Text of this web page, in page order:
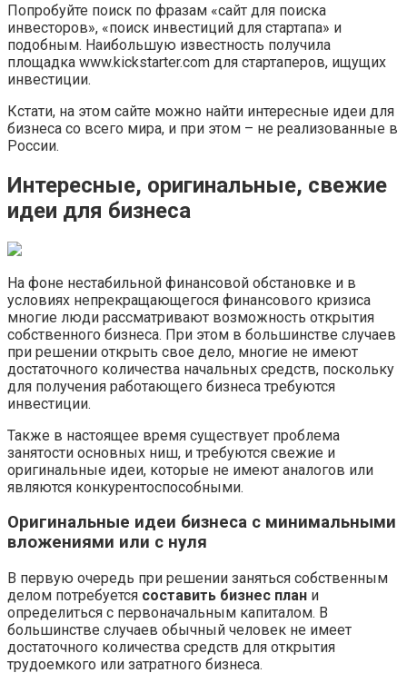
Попробуйте поиск по фразам «сайт для поиска
инвесторов», «поиск инвестиций для стартапа» и
подобным. Наибольшую известность получила
площадка www.kickstarter.com для стартаперов, ищущих
инвестиции.
Кстати, на этом сайте можно найти интересные идеи для
бизнеса со всего мира, и при этом – не реализованные в
России.
Интересные, оригинальные, свежие
идеи для бизнеса
На фоне нестабильной финансовой обстановке и в
условиях непрекращающегося финансового кризиса
многие люди рассматривают возможность открытия
собственного бизнеса. При этом в большинстве случаев
при решении открыть свое дело, многие не имеют
достаточного количества начальных средств, поскольку
для получения работающего бизнеса требуются
инвестиции.
Также в настоящее время существует проблема
занятости основных ниш, и требуются свежие и
оригинальные идеи, которые не имеют аналогов или
являются конкурентоспособными.
Оригинальные идеи бизнеса с минимальными
вложениями или с нуля
В первую очередь при решении заняться собственным
делом потребуется составить бизнес план и
определиться с первоначальным капиталом. В
большинстве случаев обычный человек не имеет
достаточного количества средств для открытия
трудоемкого или затратного бизнеса.